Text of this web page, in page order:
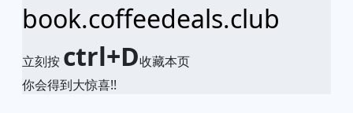
book.coffeedeals.club
立刻按 ctrl+D收藏本页
你会得到大惊喜!!